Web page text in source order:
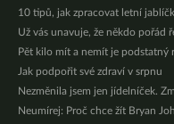
10 tipů, jak zpracovat letní
Už vás unavuje, že někdo pořád
Pět kilo mít a nemít je podstatný
Jak podpořit své zdraví v srpnu
Nezměnila jsem jen jídelníček.
Neumírej: Proč chce žít Bryan